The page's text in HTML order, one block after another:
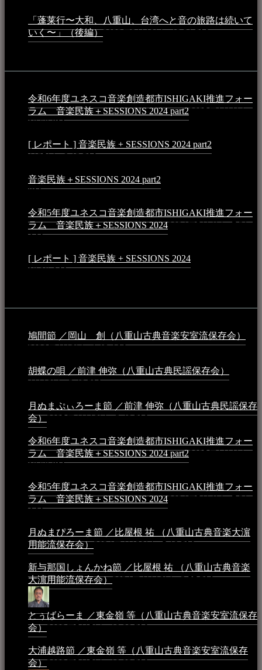
「蓬莱行〜大和、八重山、台湾へと音の旅路は続いて
いく〜」（後編）2023年3月18日 - 12:31 PM
令和6年度ユネスコ音楽創造都市ISHIGAKI推進フォー
ラム 音楽民族＋SESSIONS 2024 part22025年1月1日 -
10:50 PM
[ レポート ] 音楽民族 + SESSIONS 2024 part2
月25日 - 9:13 PM
音楽民族＋SESSIONS 2024 part2
PM
令和5年度ユネスコ音楽創造都市ISHIGAKI推進フォー
ラム 音楽民族＋SESSIONS 20242024年5月4日 - 7:21
AM
[ レポート ] 音楽民族 + SESSIONS 2024
10:16 AM
鳩間節 ／岡山 創（八重山古典音楽安室流保存会）
2026年4月6日 - 1:13 AM
胡蝶の唄 ／前津 伸弥（八重山古典民謡保存会）
4月16日 - 3:48 PM
月ぬまぷぃろーま節 ／前津 伸弥（八重山古典民謡保存
会）2025年4月16日 - 3:48 PM
令和6年度ユネスコ音楽創造都市ISHIGAKI推進フォー
ラム 音楽民族＋SESSIONS 2024 part22025年1月1日 -
10:50 PM
令和5年度ユネスコ音楽創造都市ISHIGAKI推進フォー
ラム 音楽民族＋SESSIONS 20242024年5月4日 - 7:21
AM
月ぬまぴろーま節 ／比屋根 祐 （八重山古典音楽大濵
用能流保存会）2024年4月20日 - 5:19 PM
新与那国しょんかね節 ／比屋根 祐 （八重山古典音楽
大濵用能流保存会）2024年4月16日 - 3:57 PM
とぅばらーま ／東金嶺 等（八重山古典音楽安室流保存
会）2023年5月5日 - 10:08 PM
大浦越路節 ／東金嶺 等（八重山古典音楽安室流保存
会）2023年5月5日 - 10:03 PM